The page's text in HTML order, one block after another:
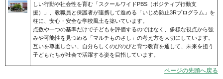
しい行動や社会性を育む「スクールワイドPBS（ポジティブ行動支
援）」、教職員と保護者が連携して進める「いじめ防止3Rプログラム」を
柱に、安心・安全な学校風土を築いています。
点数や一つの基準だけで子どもを評価するのではなく、多様な視点から強
みや可能性を見つめる「マルチものさし」の考え方を大切にしています。
互いを尊重し合い、自分らしくのびのびと育つ教育を通して、未来を担う
子どもたちが社会で活躍する姿を目指しています。
ページの先頭へ戻る